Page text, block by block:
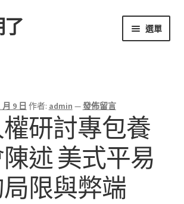
選單
月 9 日 作者: admin —發佈留言
研討專包養
述 美式平易
限與弊端